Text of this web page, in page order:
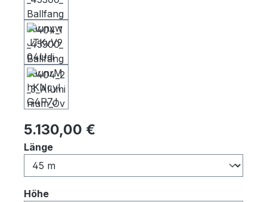
Regulärer Preis:
5.130,00 €
Längeauswählen
Höheauswählen